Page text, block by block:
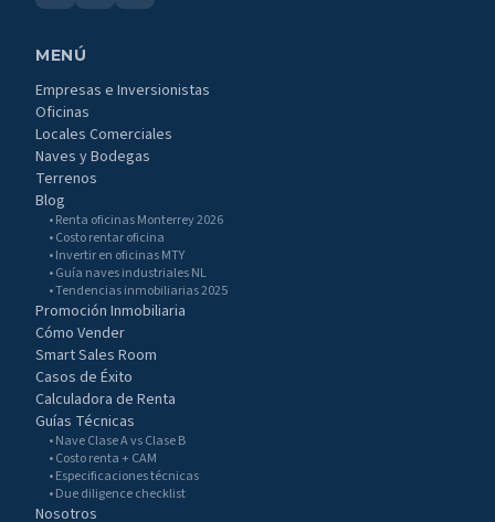
MENÚ
Empresas e Inversionistas
Oficinas
Locales Comerciales
Naves y Bodegas
Terrenos
Blog
• Renta oficinas Monterrey 2026
• Costo rentar oficina
• Invertir en oficinas MTY
• Guía naves industriales NL
• Tendencias inmobiliarias 2025
Promoción Inmobiliaria
Cómo Vender
Smart Sales Room
Casos de Éxito
Calculadora de Renta
Guías Técnicas
• Nave Clase A vs Clase B
• Costo renta + CAM
• Especificaciones técnicas
• Due diligence checklist
Nosotros